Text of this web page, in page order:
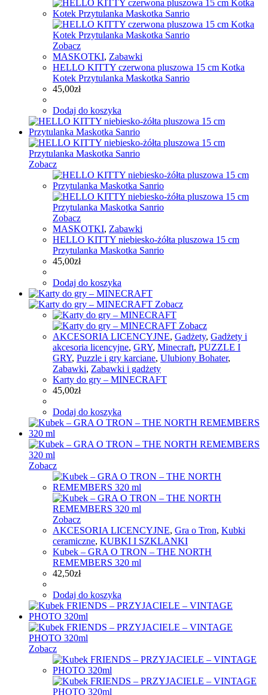
Zobacz
MASKOTKI, Zabawki
HELLO KITTY czerwona pluszowa 15 cm Kotka
Kotek Przytulanka Maskotka Sanrio
45,00zł
Dodaj do koszyka
Zobacz
Zobacz
MASKOTKI, Zabawki
HELLO KITTY niebiesko-żółta pluszowa 15 cm
Przytulanka Maskotka Sanrio
45,00zł
Dodaj do koszyka
Zobacz
Zobacz
AKCESORIA LICENCYJNE, Gadżety, Gadżety i
akcesoria licencyjne, GRY, Minecraft, PUZZLE I
GRY, Puzzle i gry karciane, Ulubiony Bohater,
Zabawki, Zabawki i gadżety
Karty do gry – MINECRAFT
45,00zł
Dodaj do koszyka
Zobacz
Zobacz
AKCESORIA LICENCYJNE, Gra o Tron, Kubki
ceramiczne, KUBKI I SZKLANKI
Kubek – GRA O TRON – THE NORTH
REMEMBERS 320 ml
42,50zł
Dodaj do koszyka
Zobacz